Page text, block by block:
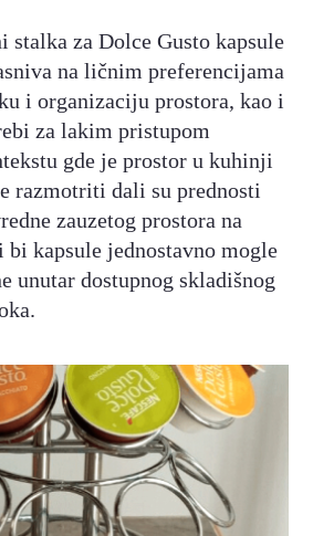
stalka za Dolce Gusto kapsule
na ličnim preferencijama
i organizaciju prostora, kao i
za lakim pristupom
gde je prostor u kuhinji
razmotriti dali su prednosti
zauzetog prostora na
kapsule jednostavno mogle
unutar dostupnog skladišnog